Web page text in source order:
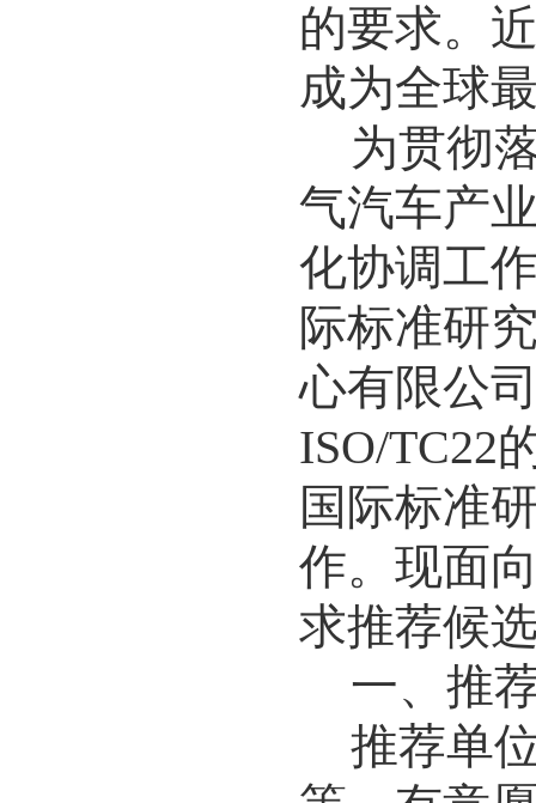
的要求。
成为全球
为贯彻
气汽车产
化协调工
际标准研
心有限公
ISO/TC22
国际标准
作。现面
求推荐候
一、 推
推荐单